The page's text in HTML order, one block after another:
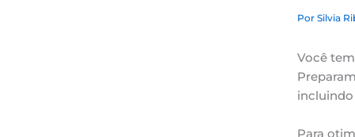
Por Silvia
Você
incluindo
Para